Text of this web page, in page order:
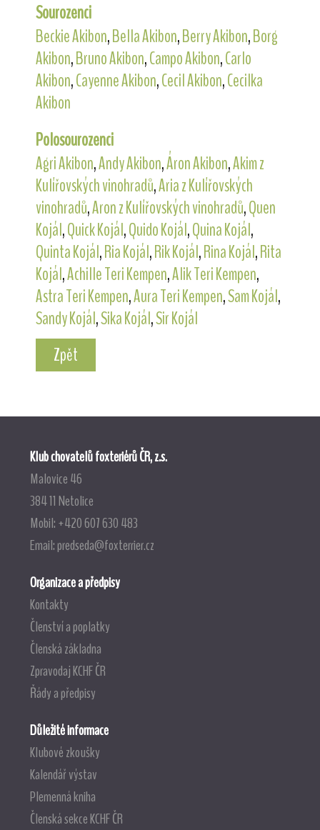
Sourozenci
Beckie Akibon,Bella Akibon,Berry Akibon,Borg
Akibon,Bruno Akibon,Campo Akibon,Carlo
Akibon,Cayenne Akibon,Cecil Akibon,Cecilka
Akibon
Polosourozenci
Agri Akibon,Andy Akibon,Áron Akibon,Akim z
Kulířovských vinohradů,Aria z Kulířovských
vinohradů,Aron z Kulířovských vinohradů,Quen
Kojál,Quick Kojál,Quido Kojál,Quina Kojál,
Quinta Kojál,Ria Kojál,Rik Kojál,Rina Kojál,Rita
Kojál,Achille Teri Kempen,Alik Teri Kempen,
Astra Teri Kempen,Aura Teri Kempen,Sam Kojál,
Sandy Kojál,Sika Kojál,Sir Kojál
Zpět
Klub chovatelů foxteriérů ČR, z.s.
Malovice 46
384 11 Netolice
Mobil: +420 607 630 483
Email:predseda@foxterrier.cz
Organizace a předpisy
Kontakty
Členství a poplatky
Členská základna
Zpravodaj KCHF ČR
Řády a předpisy
Důležité informace
Klubové zkoušky
Kalendář výstav
Plemenná kniha
Členská sekce KCHF ČR